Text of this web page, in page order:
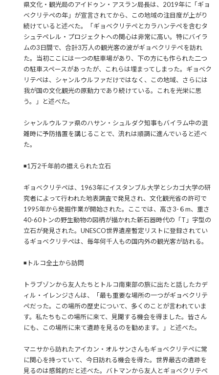
県文化・観光局のアイドゥン・アスラン局長は、2019年に「ギョ
ベクリテペの年」が宣言されてから、この地域の注目度が上がり
続けていると述べた。「ギョベクリテペとカラハンテペを含むタ
シュテペレル・プロジェクトへの関心は非常に高い。特にバイラ
ムの3日間で、合計3万人の観光客の波がギョベクリテペを訪れ
た。当初ここには一つの駐車場があり、下の方にも作られた二つ
の駐車スペースがあったが、これらは埋まってしまった。ギョベク
リテペは、シャンルウルファだけではなく、この地域、さらには
我が国の文化観光の原動力であり続けている。これを光栄に思
う。」と述べた。
シャンルウルファ県のハサン・シュルダク知事もバイラム中の混
雑時に予防措置を講じることで、流れは順調に進んでいると述べ
た。
◾️1万2千年前の据えられた立石
ギョベクリテペは、1963年にイスタンブル大学とシカゴ大学の研
究者によって行われた地表調査で発見され、文化観光省の許可で
1995年から発掘作業が開始された。ここでは、高さ3-６m、重さ
40-60トンの野生動物の図柄が描かれた新石器時代の「T」字型の
立石が発見された。UNESCO世界遺産暫定リストに登録されてい
るギョベクリテペは、毎年何千人もの国内外の観光客が訪れる。
◾️トルコ全土から訪問
トラブゾンから友人たちとトルコ南東部の旅に出たと話したカデ
ィル・イレンジさんは、「最も重要な場所の一つがギョベクリテ
ペだった。この場所の歴史について、多くのことが言われていま
す。私たちもこの場所に来て、見聞する機会を得ました。皆さん
にも、この場所に来て遺跡を見るのを勧めます。」と述べた。
マニサから訪れたアイカン・オルサンさんもギョベクリテペに常
に関心を持っていて、今日訪れる機会を得た。世界最古の遺跡を
見るのは感銘的だと述べた。バトマンから友人とギョベクリテペ